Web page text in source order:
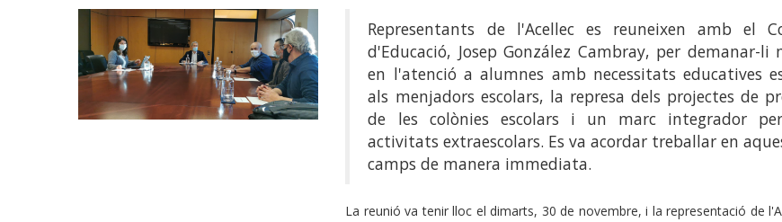
Representants de l'Acellec es reuneixen amb el
d'Educació, Josep González Cambray, per demanar-li
en l'atenció a alumnes amb necessitats educatives
als menjadors escolars, la represa dels projectes de
de les colònies escolars i un marc integrador
activitats extraescolars. Es va acordar treballar en
camps de manera immediata.
La reunió va tenir lloc el dimarts, 30 de novembre, i la representació de